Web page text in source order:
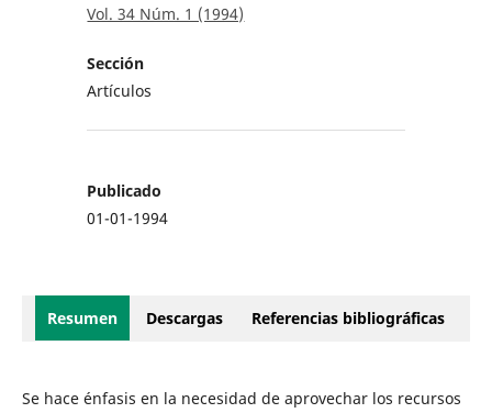
Vol. 34 Núm. 1 (1994)
Sección
Artículos
Publicado
01-01-1994
Resumen Descargas Referencias bibliográficas
Se hace énfasis en la necesidad de aprovechar los recursos